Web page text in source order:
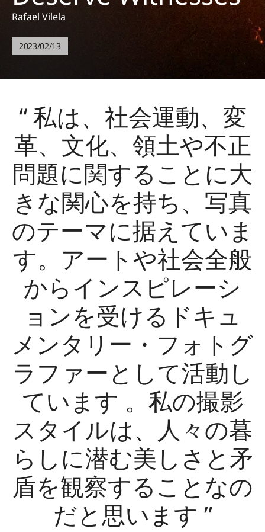
Rafael Vilela
2023/02/13
“ 私は、社会運動、変
革、文化、領土や不正
問題に関することに大
きな関心を持ち、写真
のテーマに据えていま
す。アートや社会全般
からインスピレーシ
ョンを受けるドキュ
メンタリー・フォトグ
ラファーとして活動し
ています 。私の撮影
スタイルは、人々の暮
らしに潜む美しさと矛
盾を観察することなの
だと思います ”